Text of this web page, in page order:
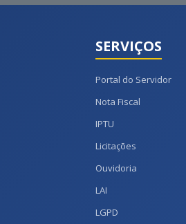
SERVIÇOS
Portal do Servidor
Nota Fiscal
IPTU
Licitações
Ouvidoria
LAI
LGPD